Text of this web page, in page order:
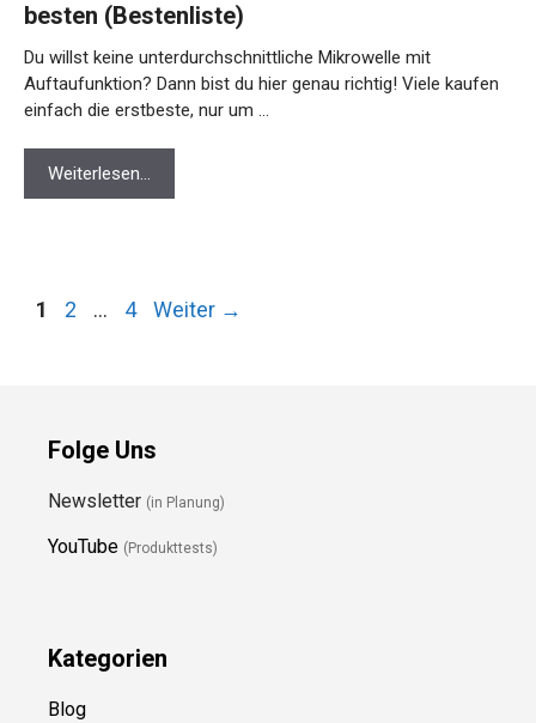
besten (Bestenliste)
Du willst keine unterdurchschnittliche Mikrowelle mit
Auftaufunktion? Dann bist du hier genau richtig! Viele kaufen
einfach die erstbeste, nur um …
Weiterlesen…
Seite
1 Seite
2 … Seite
4 Weiter →
Folge Uns
Newsletter (in Planung)
YouTube (Produkttests)
Kategorien
Blog